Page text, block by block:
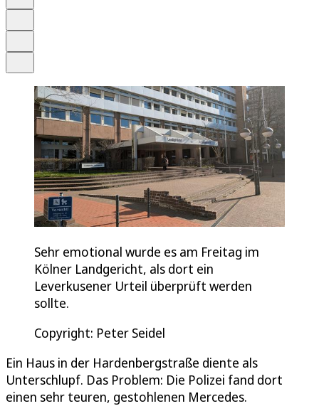
Sehr emotional wurde es am Freitag im
Kölner Landgericht, als dort ein
Leverkusener Urteil überprüft werden
sollte.
Copyright: Peter Seidel
Ein Haus in der Hardenbergstraße diente als
Unterschlupf. Das Problem: Die Polizei fand dort
einen sehr teuren, gestohlenen Mercedes.